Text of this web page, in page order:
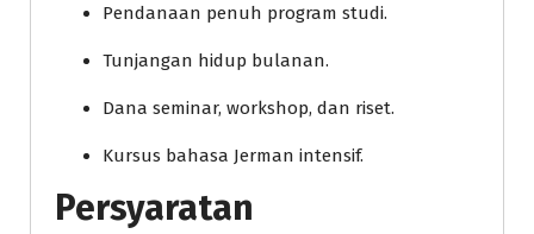
Pendanaan penuh program studi.
Tunjangan hidup bulanan.
Dana seminar, workshop, dan riset.
Kursus bahasa Jerman intensif.
Persyaratan